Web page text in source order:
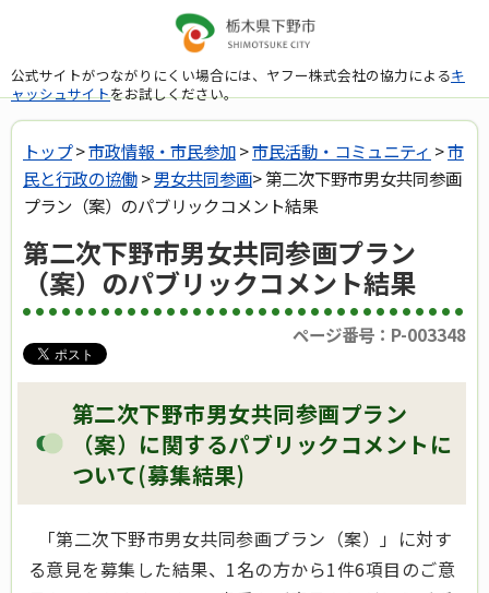
公式サイトがつながりにくい場合には、ヤフー株式会社の協力によるキ
ャッシュサイトをお試しください。
トップ>市政情報・市民参加>市民活動・コミュニティ >市
民と行政の協働>男女共同参画> 第二次下野市男女共同参画
プラン（案）のパブリックコメント結果
第二次下野市男女共同参画プラン
（案）のパブリックコメント結果
ページ番号：P-003348
第二次下野市男女共同参画プラン
（案）に関するパブリックコメントに
ついて(募集結果)
「第二次下野市男女共同参画プラン（案）」に対す
る意見を募集した結果、1名の方から1件6項目のご意